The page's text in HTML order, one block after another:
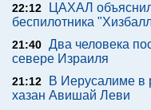
22:12
ЦАХАЛ
беспилотника
21:40 Два человека
севере Израиля
21:12
В Иерусалиме в
хазан Авишай Леви